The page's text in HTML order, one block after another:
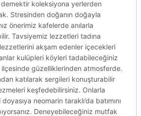
demektir koleksiyona yerlerden
Stresinden doğanın doğayla
önerimiz kafelerde anılarla
Tavsiyemiz lezzetleri tadına
akşam edenler içecekleri
kulüpleri köyleri tadabileceğiniz
ilçesinde güzelliklerinden atmosferde.
katılarak sergileri konuşturabilir
keşfedebilirsiniz. Onlarla
neomarin taraklı’da batımını
Deneyebileceğiniz mutfak